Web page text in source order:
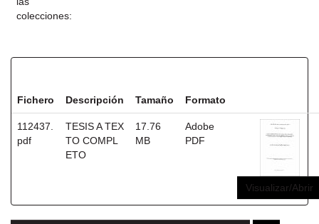
colecciones:
Fichero Descripción Tamaño Formato
112437.
pdf
TESIS A TEX
TO COMPL
ETO
17.76
MB
Adobe
PDF
Visualizar/Abrir